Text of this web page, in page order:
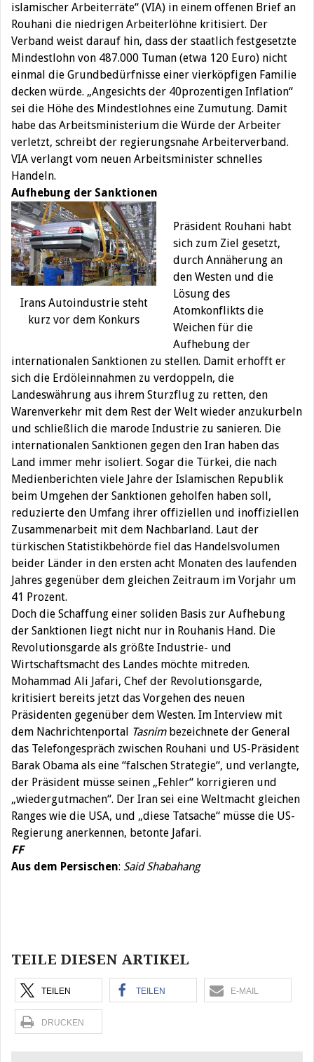
islamischer Arbeiterräte“ (VIA) in einem offenen Brief an
Rouhani die niedrigen Arbeiterlöhne kritisiert. Der
Verband weist darauf hin, dass der staatlich festgesetzte
Mindestlohn von 487.000 Tuman (etwa 120 Euro) nicht
einmal die Grundbedürfnisse einer vierköpfigen Familie
decken würde. „Angesichts der 40prozentigen Inflation“
sei die Höhe des Mindestlohnes eine Zumutung. Damit
habe das Arbeitsministerium die Würde der Arbeiter
verletzt, schreibt der regierungsnahe Arbeiterverband.
VIA verlangt vom neuen Arbeitsminister schnelles
Handeln.
Aufhebung der Sanktionen
Irans Autoindustrie steht
kurz vor dem Konkurs
Präsident Rouhani habt
sich zum Ziel gesetzt,
durch Annäherung an
den Westen und die
Lösung des
Atomkonflikts die
Weichen für die
Aufhebung der
internationalen Sanktionen zu stellen. Damit erhofft er
sich die Erdöleinnahmen zu verdoppeln, die
Landeswährung aus ihrem Sturzflug zu retten, den
Warenverkehr mit dem Rest der Welt wieder anzukurbeln
und schließlich die marode Industrie zu sanieren. Die
internationalen Sanktionen gegen den Iran haben das
Land immer mehr isoliert. Sogar die Türkei, die nach
Medienberichten viele Jahre der Islamischen Republik
beim Umgehen der Sanktionen geholfen haben soll,
reduzierte den Umfang ihrer offiziellen und inoffiziellen
Zusammenarbeit mit dem Nachbarland. Laut der
türkischen Statistikbehörde fiel das Handelsvolumen
beider Länder in den ersten acht Monaten des laufenden
Jahres gegenüber dem gleichen Zeitraum im Vorjahr um
41 Prozent.
Doch die Schaffung einer soliden Basis zur Aufhebung
der Sanktionen liegt nicht nur in Rouhanis Hand. Die
Revolutionsgarde als größte Industrie- und
Wirtschaftsmacht des Landes möchte mitreden.
Mohammad Ali Jafari, Chef der Revolutionsgarde,
kritisiert bereits jetzt das Vorgehen des neuen
Präsidenten gegenüber dem Westen. Im Interview mit
dem Nachrichtenportal Tasnimbezeichnete der General
das Telefongespräch zwischen Rouhani und US-Präsident
Barak Obama als eine “falschen Strategie“, und verlangte,
der Präsident müsse seinen „Fehler“ korrigieren und
„wiedergutmachen“. Der Iran sei eine Weltmacht gleichen
Ranges wie die USA, und „diese Tatsache“ müsse die US-
Regierung anerkennen, betonte Jafari.
FF
Aus dem Persischen: Said Shabahang
TEILE DIESEN ARTIKEL
TEILEN TEILEN E-MAIL
DRUCKEN